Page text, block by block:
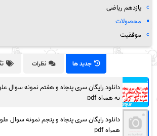
یازدهم ریاضی
محصولات
موفقیت
جدید ها نظرات
دانلود رایگان سری پنجاه و هفتم نمونه سوال
به همراه pdf
دانلود رایگان سری پنجاه و پنجم نمونه سوال
همراه pdf